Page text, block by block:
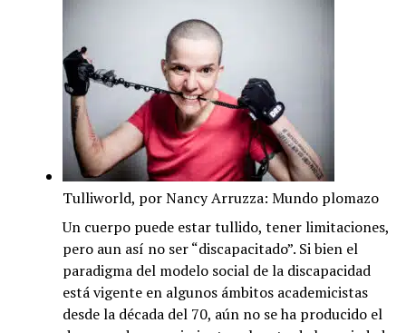
agroecología
en
EE.UU:
El
blues
de la
zanahoria
Tulliworld, por Nancy Arruzza: Mundo plomazo
Un cuerpo puede estar tullido, tener limitaciones,
pero aun así no ser “discapacitado”. Si bien el
paradigma del modelo social de la discapacidad
está vigente en algunos ámbitos academicistas
desde la década del 70, aún no se ha producido el